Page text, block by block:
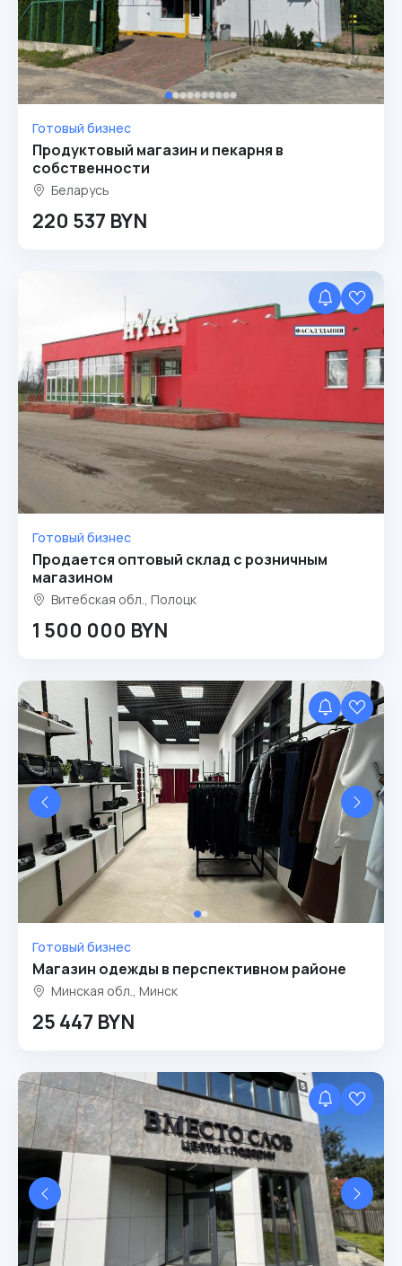
Готовый бизнес
Продуктовый магазин и пекарня в
собственности
Беларусь
220 537 BYN
Готовый бизнес
Продается оптовый склад с розничным
магазином
Витебская обл., Полоцк
1 500 000 BYN
Готовый бизнес
Магазин одежды в перспективном районе
Минская обл., Минск
25 447 BYN